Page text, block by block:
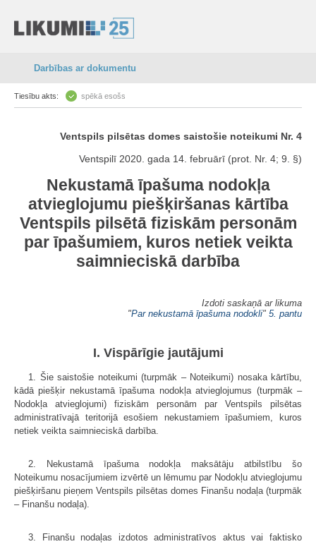
Darbības ar dokumentu
Tiesību akts: spēkā esošs
Ventspils pilsētas domes saistošie noteikumi Nr. 4
Ventspilī 2020. gada 14. februārī (prot. Nr. 4; 9. §)
Nekustamā īpašuma nodokļa
atvieglojumu piešķiršanas kārtība
Ventspils pilsētā fiziskām personām
par īpašumiem, kuros netiek veikta
saimnieciskā darbība
Izdoti saskaņā ar likuma
"Par nekustamā īpašuma nodokli" 5. pantu
I. Vispārīgie jautājumi
1. Šie saistošie noteikumi (turpmāk – Noteikumi) nosaka kārtību,
kādā piešķir nekustamā īpašuma nodokļa atvieglojumus (turpmāk –
Nodokļa atvieglojumi) fiziskām personām par Ventspils pilsētas
administratīvajā teritorijā esošiem nekustamiem īpašumiem, kuros
netiek veikta saimnieciskā darbība.
2. Nekustamā īpašuma nodokļa maksātāju atbilstību šo
Noteikumu nosacījumiem izvērtē un lēmumu par Nodokļu atvieglojumu
piešķiršanu pieņem Ventspils pilsētas domes Finanšu nodaļa (turpmāk
– Finanšu nodaļa).
3. Finanšu nodaļas izdotos administratīvos aktus vai faktisko